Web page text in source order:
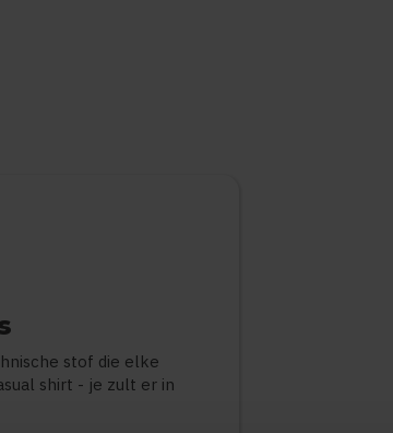
stof die elke
shirt - je zult er in